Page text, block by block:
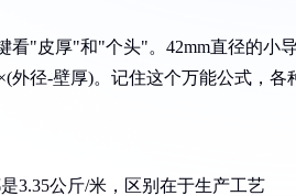
"皮厚"和"个头"。42mm直径的小
外径-壁厚)。记住这个万能公式，各
3.35公斤/米，区别在于生产工艺